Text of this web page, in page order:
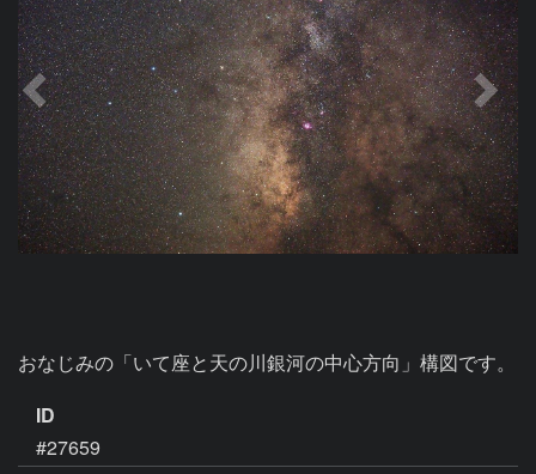
おなじみの「いて座と天の川銀河の中心方向」構図です。
ID
#27659